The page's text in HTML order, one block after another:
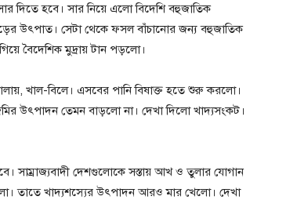
দিতে হবে। সার নিয়ে এলো বিদেশি বহুজাতিক
উৎপাত। সেটা থেকে ফসল বাঁচানোর জন্য বহুজাতিক
বৈদেশিক মুদ্রায় টান পড়লো।
খাল-বিলে। এসবের পানি বিষাক্ত হতে শুরু করলো।
উৎপাদন তেমন বাড়লো না। দেখা দিলো খাদ্যসংকট।
সাম্রাজ্যবাদী দেশগুলোকে সস্তায় আখ ও তুলার যোগান
তাতে খাদ্যশস্যের উৎপাদন আরও মার খেলো। দেখা